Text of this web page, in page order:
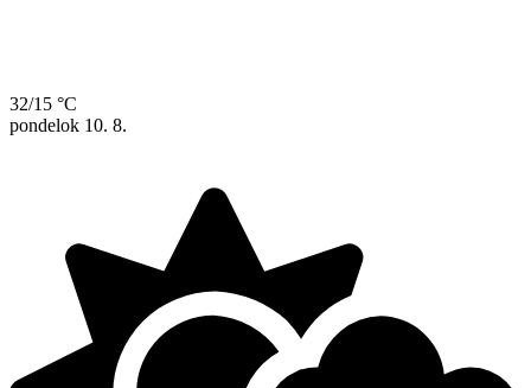
32/15 °C
pondelok 10. 8.